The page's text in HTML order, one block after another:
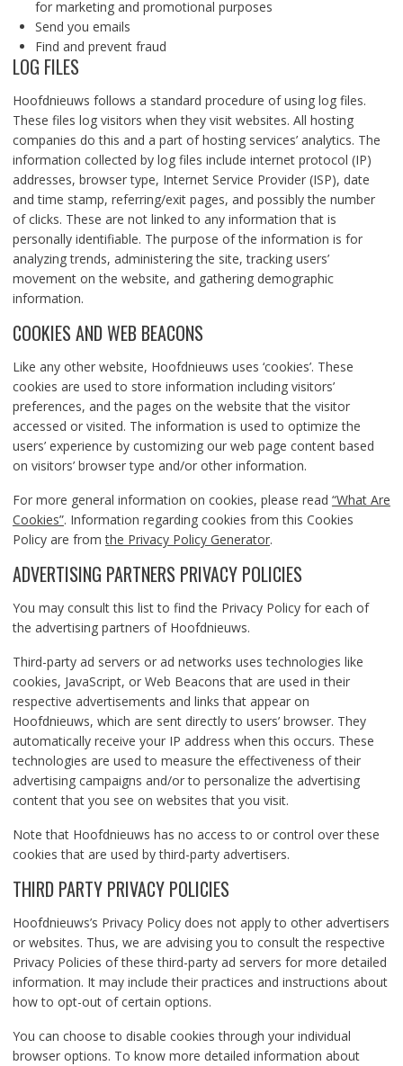
for marketing and promotional purposes
Send you emails
Find and prevent fraud
LOG FILES
Hoofdnieuws follows a standard procedure of using log files.
These files log visitors when they visit websites. All hosting
companies do this and a part of hosting services’ analytics. The
information collected by log files include internet protocol (IP)
addresses, browser type, Internet Service Provider (ISP), date
and time stamp, referring/exit pages, and possibly the number
of clicks. These are not linked to any information that is
personally identifiable. The purpose of the information is for
analyzing trends, administering the site, tracking users’
movement on the website, and gathering demographic
information.
COOKIES AND WEB BEACONS
Like any other website, Hoofdnieuws uses ‘cookies’. These
cookies are used to store information including visitors’
preferences, and the pages on the website that the visitor
accessed or visited. The information is used to optimize the
users’ experience by customizing our web page content based
on visitors’ browser type and/or other information.
For more general information on cookies, please read “What Are
Cookies”. Information regarding cookies from this Cookies
Policy are fromthe Privacy Policy Generator.
ADVERTISING PARTNERS PRIVACY POLICIES
You may consult this list to find the Privacy Policy for each of
the advertising partners of Hoofdnieuws.
Third-party ad servers or ad networks uses technologies like
cookies, JavaScript, or Web Beacons that are used in their
respective advertisements and links that appear on
Hoofdnieuws, which are sent directly to users’ browser. They
automatically receive your IP address when this occurs. These
technologies are used to measure the effectiveness of their
advertising campaigns and/or to personalize the advertising
content that you see on websites that you visit.
Note that Hoofdnieuws has no access to or control over these
cookies that are used by third-party advertisers.
THIRD PARTY PRIVACY POLICIES
Hoofdnieuws’s Privacy Policy does not apply to other advertisers
or websites. Thus, we are advising you to consult the respective
Privacy Policies of these third-party ad servers for more detailed
information. It may include their practices and instructions about
how to opt-out of certain options.
You can choose to disable cookies through your individual
browser options. To know more detailed information about